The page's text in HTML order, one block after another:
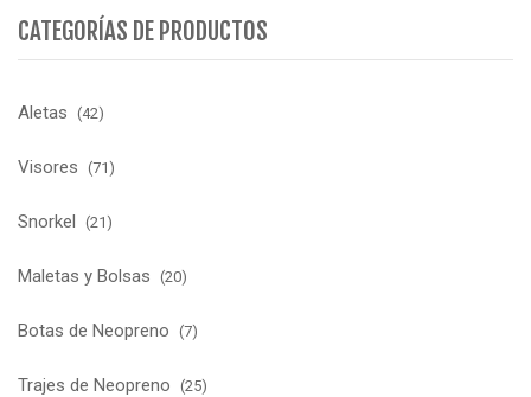
CATEGORÍAS DE PRODUCTOS
Aletas (42)
Visores (71)
Snorkel (21)
Maletas y Bolsas (20)
Botas de Neopreno (7)
Trajes de Neopreno (25)